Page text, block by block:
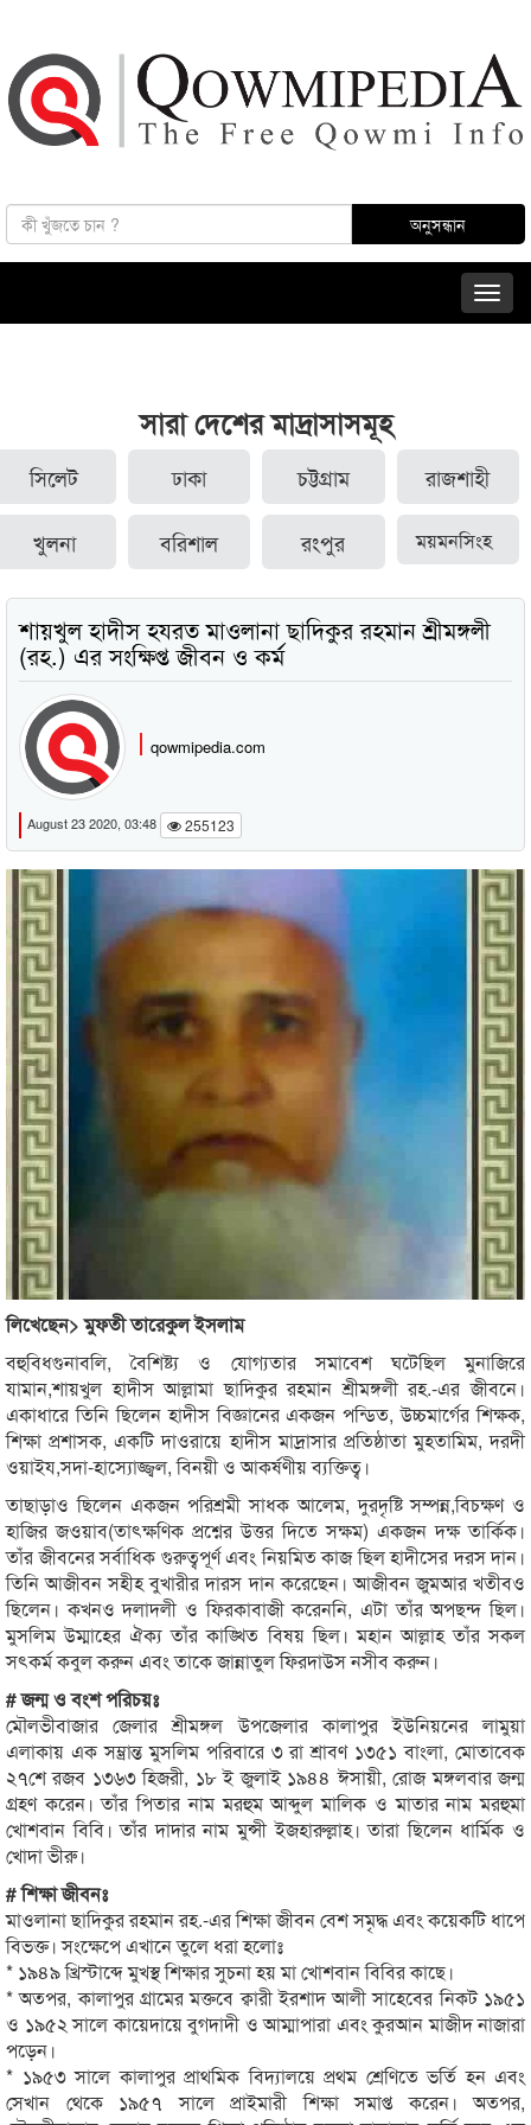
সারা দেশের মাদ্রাসাসমূহ
সিলেট ঢাকা চট্টগ্রাম রাজশাহী
খুলনা বরিশাল রংপুর ময়মনসিংহ
শায়খুল হাদীস হযরত মাওলানা ছাদিকুর রহমান শ্রীমঙ্গলী
(রহ.) এর সংক্ষিপ্ত জীবন ও কর্ম
qowmipedia.com
August 23 2020, 03:48 255123
লিখেছেন> মুফতী তারেকুল ইসলাম
বহুবিধগুনাবলি, বৈশিষ্ট্য ও যোগ্যতার সমাবেশ ঘটেছিল মুনাজিরে
যামান,শায়খুল হাদীস আল্লামা ছাদিকুর রহমান শ্রীমঙ্গলী রহ.-এর জীবনে।
একাধারে তিনি ছিলেন হাদীস বিজ্ঞানের একজন পন্ডিত, উচ্চমার্গের শিক্ষক,
শিক্ষা প্রশাসক, একটি দাওরায়ে হাদীস মাদ্রাসার প্রতিষ্ঠাতা মুহতামিম, দরদী
ওয়াইয,সদা-হাস্যোজ্জ্বল, বিনয়ী ও আকর্ষণীয় ব্যক্তিত্ব।
তাছাড়াও ছিলেন একজন পরিশ্রমী সাধক আলেম, দুরদৃষ্টি সম্পন্ন,বিচক্ষণ ও
হাজির জওয়াব(তাৎক্ষণিক প্রশ্নের উত্তর দিতে সক্ষম) একজন দক্ষ তার্কিক।
তাঁর জীবনের সর্বাধিক গুরুত্বপূর্ণ এবং নিয়মিত কাজ ছিল হাদীসের দরস দান।
তিনি আজীবন সহীহ বুখারীর দারস দান করেছেন। আজীবন জুমআর খতীবও
ছিলেন। কখনও দলাদলী ও ফিরকাবাজী করেননি, এটা তাঁর অপছন্দ ছিল।
মুসলিম উম্মাহের ঐক্য তাঁর কাঙ্খিত বিষয় ছিল। মহান আল্লাহ তাঁর সকল
সৎকর্ম কবুল করুন এবং তাকে জান্নাতুল ফিরদাউস নসীব করুন।
# জন্ম ও বংশ পরিচয়ঃ
মৌলভীবাজার জেলার শ্রীমঙ্গল উপজেলার কালাপুর ইউনিয়নের লামুয়া
এলাকায় এক সম্ভ্রান্ত মুসলিম পরিবারে ৩ রা শ্রাবণ ১৩৫১ বাংলা, মোতাবেক
২৭শে রজব ১৩৬৩ হিজরী, ১৮ ই জুলাই ১৯৪৪ ঈসায়ী, রোজ মঙ্গলবার জন্ম
গ্রহণ করেন। তাঁর পিতার নাম মরহুম আব্দুল মালিক ও মাতার নাম মরহুমা
খোশবান বিবি। তাঁর দাদার নাম মুন্সী ইজহারুল্লাহ। তারা ছিলেন ধার্মিক ও
খোদা ভীরু।
# শিক্ষা জীবনঃ
মাওলানা ছাদিকুর রহমান রহ.-এর শিক্ষা জীবন বেশ সমৃদ্ধ এবং কয়েকটি ধাপে
বিভক্ত। সংক্ষেপে এখানে তুলে ধরা হলোঃ
* ১৯৪৯ খ্রিস্টাব্দে মুখস্থ শিক্ষার সুচনা হয় মা খোশবান বিবির কাছে।
* অতপর, কালাপুর গ্রামের মক্তবে ক্বারী ইরশাদ আলী সাহেবের নিকট ১৯৫১
ও ১৯৫২ সালে কায়েদায়ে বুগদাদী ও আম্মাপারা এবং কুরআন মাজীদ নাজারা
পড়েন।
* ১৯৫৩ সালে কালাপুর প্রাথমিক বিদ্যালয়ে প্রথম শ্রেণিতে ভর্তি হন এবং
সেখান থেকে ১৯৫৭ সালে প্রাইমারী শিক্ষা সমাপ্ত করেন। অতপর,